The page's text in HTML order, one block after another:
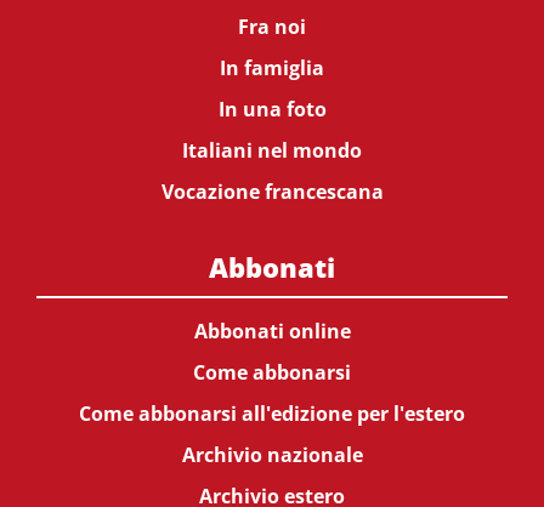
Fra noi
In famiglia
In una foto
Italiani nel mondo
Vocazione francescana
Abbonati
Abbonati online
Come abbonarsi
Come abbonarsi all'edizione per l'estero
Archivio nazionale
Archivio estero